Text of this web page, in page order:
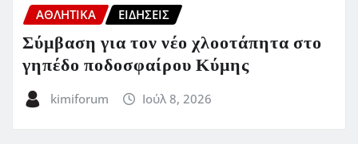
ΑΘΛΗΤΙΚΑ ΕΙΔΗΣΕΙΣ
Σύμβαση για τον νέο χλοοτάπητα στο
γηπέδο ποδοσφαίρου Κύμης
kimiforum Ιούλ 8, 2026